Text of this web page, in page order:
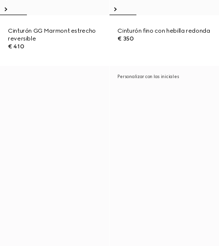
Cinturón GG Marmont estrecho
reversible
€ 410
Cinturón fino con hebilla redonda
€ 350
Personalizar con las iniciales